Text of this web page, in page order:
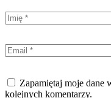
Zapamiętaj moje dane
kolejnych komentarzy.